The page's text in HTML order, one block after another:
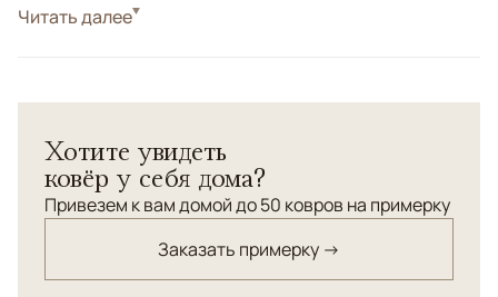
СтильКлассические
"кружевным" орнаментом из натурального шелка,
придаст вашему интерьеру особый шик.
Читать далее
Хотите увидеть
ковёр у себя дома?
Привезем к вам домой до 50 ковров на примерку
Заказать примерку →